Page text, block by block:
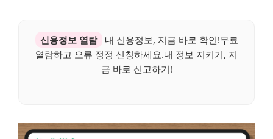
신용정보 열람
내 신용정보, 지금 바로 확인!무료
열람하고 오류 정정 신청하세요.내 정보 지키기, 지
금 바로 신고하기!